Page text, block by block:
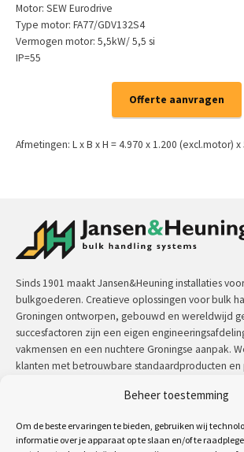
Beheer toestemming
Om de beste ervaringen te bieden, gebruiken wij
informatie over je apparaat op te slaan en/of te
Motor: SEW Eurodrive
Type motor: FA77/GDV132S4
Vermogen motor: 5,5kW/ 5,5 si
IP=55
Offerte aanvragen
Afmetingen: L x B x H = 4.970 x 1.200 (excl.motor) x
Sinds 1901 maakt Jansen&Heuning installaties
bulkgoederen. Creatieve oplossingen voor bulk
Groningen ontworpen, gebouwd en wereldwijd
succesfactoren zijn een eigen
vakmensen en een nuchtere Groningse aanpak.
klanten met betrouwbare standaardproducten en